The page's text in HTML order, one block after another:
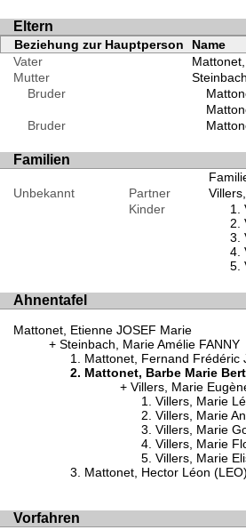
Eltern
Beziehung zur Hauptperson Name
Vater
Mutter
Bruder
Bruder
Familien
Unbekannt
Partner
Kinder
Ahnentafel
Mattonet, Etienne JOSEF Marie
Steinbach, Marie Amélie FANNY
Mattonet, Fernand Frédéric
Mattonet, Barbe Marie
Villers, Marie
Villers, Marie
Villers, Marie
Villers, Marie
Villers, Marie
Villers, Marie
Mattonet, Hector Léon (LEO)
Vorfahren